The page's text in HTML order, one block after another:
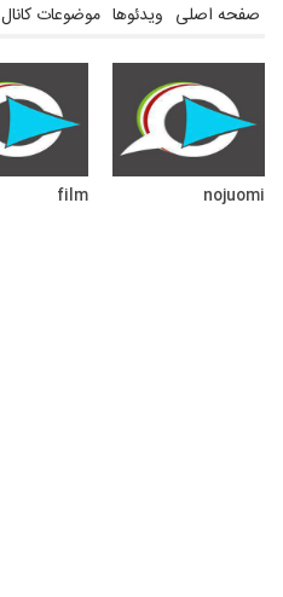
صفحه اصلی ویدئوها موضوعات کانال
nojuomi
film